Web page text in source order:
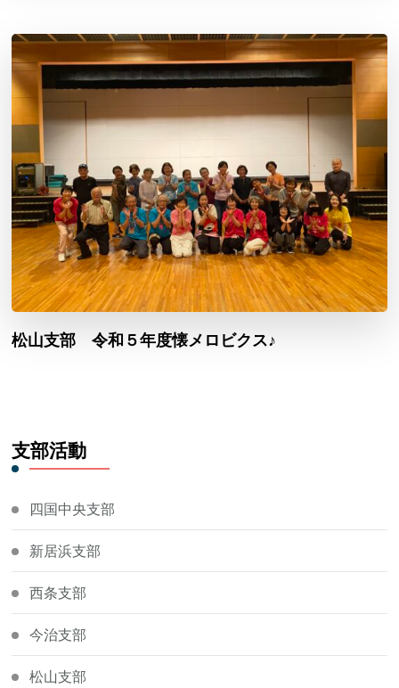
松山支部 令和５年度懐メロビクス♪
支部活動
四国中央支部
新居浜支部
西条支部
今治支部
松山支部